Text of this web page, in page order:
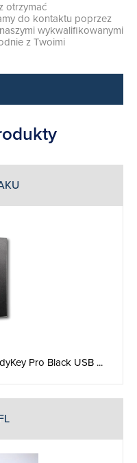
otrzymać
do kontaktu poprzez
wykwalifikowanymi
z Twoimi
Pro Black USB ...